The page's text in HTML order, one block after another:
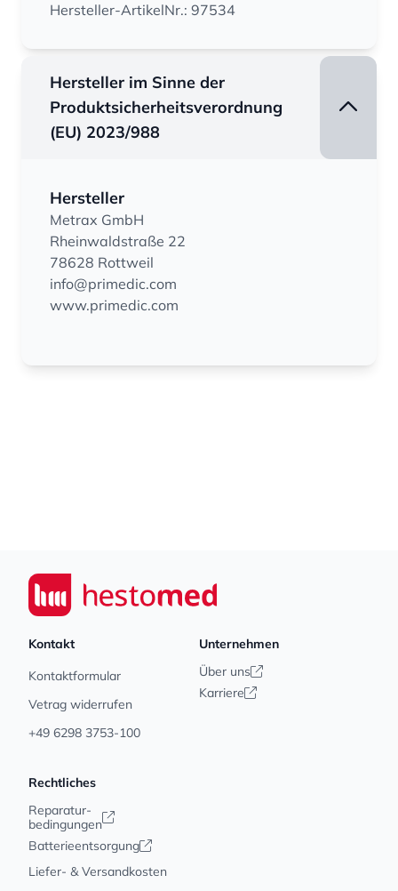
Hersteller-ArtikelNr.: 97534
Hersteller im Sinne der
Produktsicherheitsverordnung
(EU) 2023/988
Hersteller
Metrax GmbH
Rheinwaldstraße 22
78628 Rottweil
info@primedic.com
www.primedic.com
Seiwert GmbH
Kontakt
Kontaktformular
Vetrag widerrufen
+49 6298 3753-100
Unternehmen
Über uns
Karriere
Rechtliches
Reparatur-
bedingungen
Batterieentsorgung
Liefer- & Versandkosten